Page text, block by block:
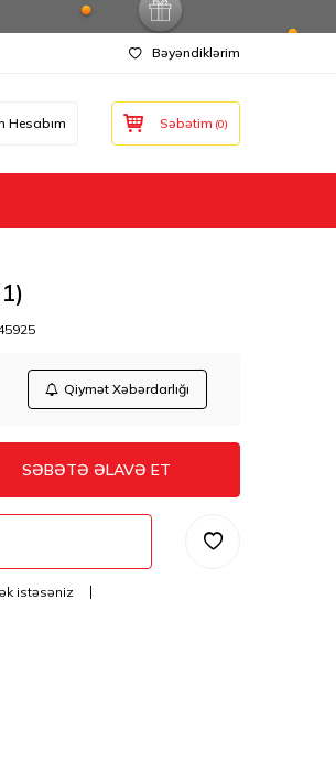
Bəyəndiklərim
Hesabım Səbətim (0)
Qiymət Xəbərdarlığı
SƏBƏTƏ ƏLAVƏ ET
istəsəniz